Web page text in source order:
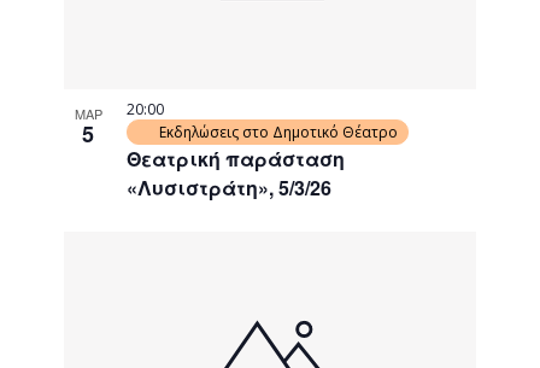
ΜΑΡ
5
Θεατρική παράσταση
«Λυσιστράτη», 5/3/26
20:00
Εκδηλώσεις στο Δημοτικό Θέατρο